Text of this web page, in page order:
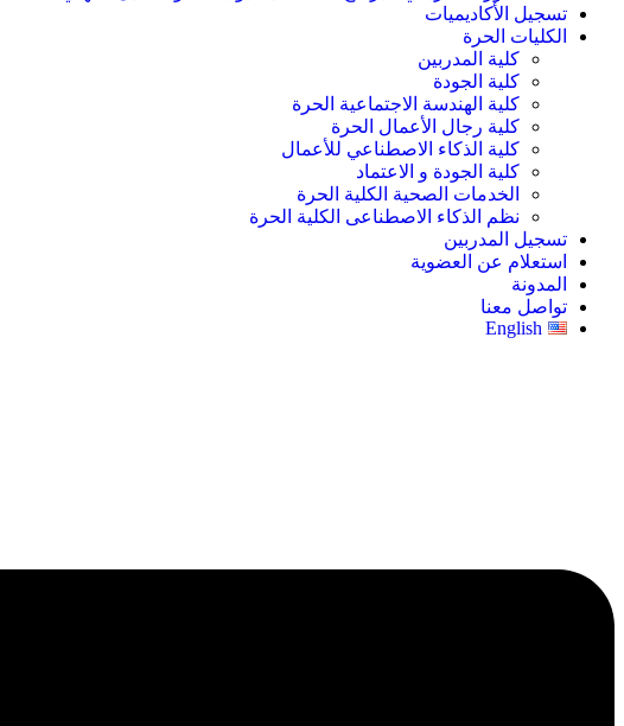
تسجيل الأكاديميات
الكليات الحرة
كلية المدربين
كلية الجودة
كلية الهندسة الاجتماعية الحرة
كلية رجال الأعمال الحرة
كلية الذكاء الاصطناعي للأعمال
كلية الجودة و الاعتماد
الخدمات الصحية الكلية الحرة
نظم الذكاء الاصطناعى الكلية الحرة
تسجيل المدربين
استعلام عن العضوية
المدونة
تواصل معنا
English